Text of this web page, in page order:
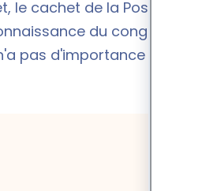
cachet de la Poste fait foi.
du congé.
pas d'importance dans le